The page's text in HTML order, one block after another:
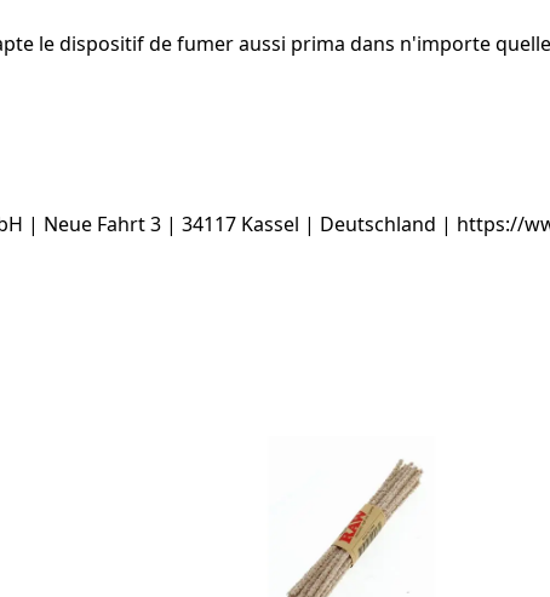
le dispositif de fumer aussi prima dans n'importe
| Neue Fahrt 3 | 34117 Kassel | Deutschland | https://